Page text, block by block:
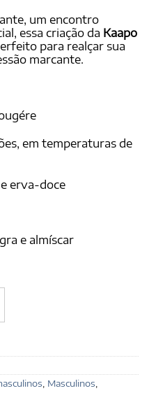
um encontro
essa criação da Kaapo
para realçar sua
marcante.
em temperaturas de
erva-doce
e almíscar
Masculinos